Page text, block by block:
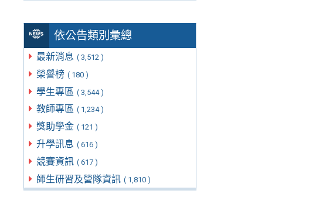
依公告類別彙總
最新消息 ( 3,512 )
榮譽榜 ( 180 )
學生專區 ( 3,544 )
教師專區 ( 1,234 )
獎助學金 ( 121 )
升學訊息 ( 616 )
競賽資訊 ( 617 )
師生研習及營隊資訊 ( 1,810 )